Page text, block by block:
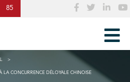
85
LA CONCURRENCE DÉLOYALE CHINOISE